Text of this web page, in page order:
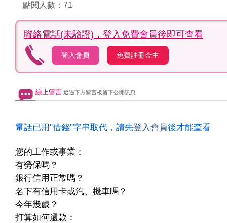
點閱人數：71
聯絡電話(未驗證)， 登入免費會員後即可查看
登入會員 免費註冊金主
線上留言 透過下方留言板留下公開訊息
電話已用"借錢"字串取代，請先登入會員後才能查看
您的工作或事業：
有勞保嗎？
銀行信用正常嗎？
名下有信用卡或汽、機車嗎？
今年幾歲？
打算如何還款：